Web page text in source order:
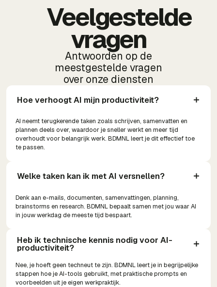
Veelgestelde
vragen
Antwoorden op de
meestgestelde vragen
over onze diensten
Hoe verhoogt AI mijn productiviteit?
AI neemt terugkerende taken zoals schrijven, samenvatten en
plannen deels over, waardoor je sneller werkt en meer tijd
overhoudt voor belangrijk werk. BDMNL leert je dit effectief toe
te passen.
Welke taken kan ik met AI versnellen?
Denk aan e-mails, documenten, samenvattingen, planning,
brainstorms en research. BDMNL bepaalt samen met jou waar AI
in jouw werkdag de meeste tijd bespaart.
Heb ik technische kennis nodig voor AI-
productiviteit?
Nee, je hoeft geen techneut te zijn. BDMNL leert je in begrijpelijke
stappen hoe je AI-tools gebruikt, met praktische prompts en
voorbeelden uit je eigen werkpraktijk.